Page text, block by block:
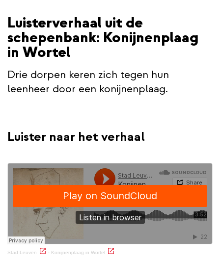
Luisterverhaal uit de
schepenbank: Konijnenplaag
in Wortel
Drie dorpen keren zich tegen hun
leenheer door een konijnenplaag.
Luister naar het verhaal
Stad Leuven (externe link)
· Konijnenplaag in Wortel(externe link)